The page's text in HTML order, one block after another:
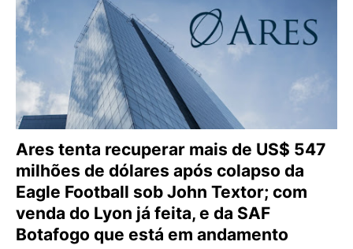
Ares tenta recuperar mais de US$ 547
milhões de dólares após colapso da
Eagle Football sob John Textor; com
venda do Lyon já feita, e da SAF
Botafogo que está em andamento